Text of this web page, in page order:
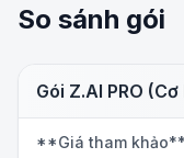
So sánh gói
Gói Z.AI PRO (Cơ
**Giá tham khảo**